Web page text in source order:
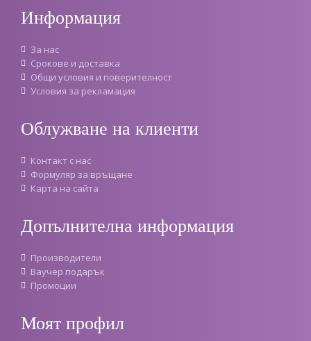
Информация
За нас
Срокове и доставка
Oбщи условия и поверителност
Условия за рекламация
Облужване на клиенти
Контакт с нас
Формуляр за връщане
Карта на сайта
Допълнителна информация
Производители
Ваучер подарък
Промоции
Моят профил